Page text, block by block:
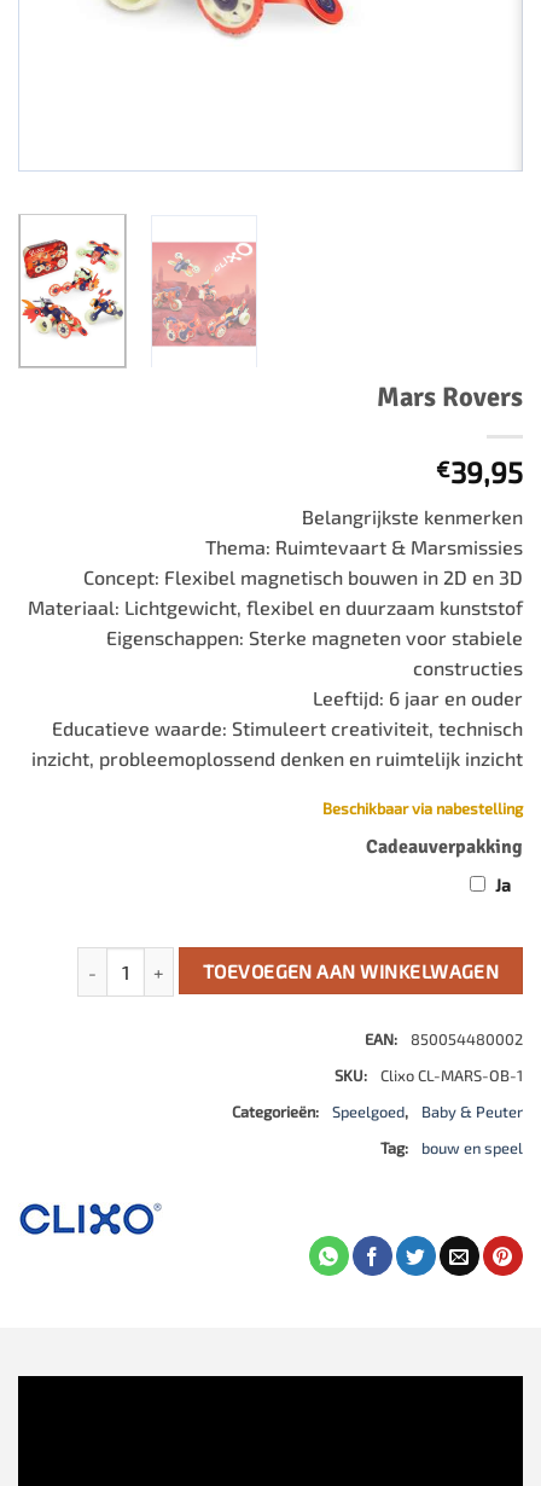
Mars Rovers
€39,95
Belangrijkste kenmerken
Thema: Ruimtevaart & Marsmissies
Concept: Flexibel magnetisch bouwen in 2D en 3D
Materiaal: Lichtgewicht, flexibel en duurzaam kunststof
Eigenschappen: Sterke magneten voor stabiele
constructies
Leeftijd: 6 jaar en ouder
Educatieve waarde: Stimuleert creativiteit, technisch
inzicht, probleemoplossend denken en ruimtelijk inzicht
Beschikbaar via nabestelling
Cadeauverpakking
Ja
Mars Rovers aantalTOEVOEGEN AAN WINKELWAGEN
EAN:
850054480002
SKU:
Clixo CL-MARS-OB-1
Categorieën:
Speelgoed,
Baby & Peuter
Tag:
bouw en speel